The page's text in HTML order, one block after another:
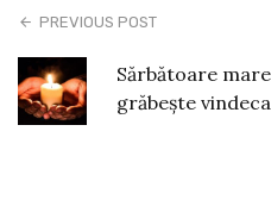
PREVIOUS POST
Sărbătoare
grăbește